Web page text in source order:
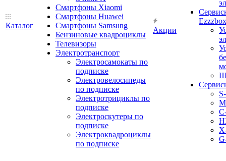
Каталог
Смартфоны Xiaomi
Смартфоны Huawei
Смартфоны Samsung
Бензиновые квадроциклы
Телевизоры
Электротранспорт
Электросамокаты по
подписке
Электровелосипеды
по подписке
Электротрициклы по
подписке
Электроскутеры по
подписке
Электроквадроциклы
по подписке
Акции
Ezzzbox